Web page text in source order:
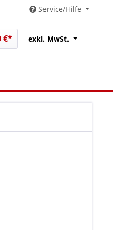
Service/Hilfe
€*Warenkorb enthält 0
exkl. MwSt.